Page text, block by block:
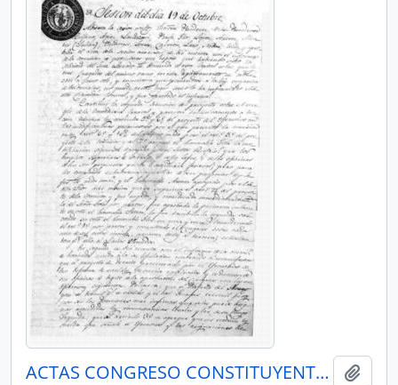
ACTAS CONGRESO CONSTITUYENTE 1832